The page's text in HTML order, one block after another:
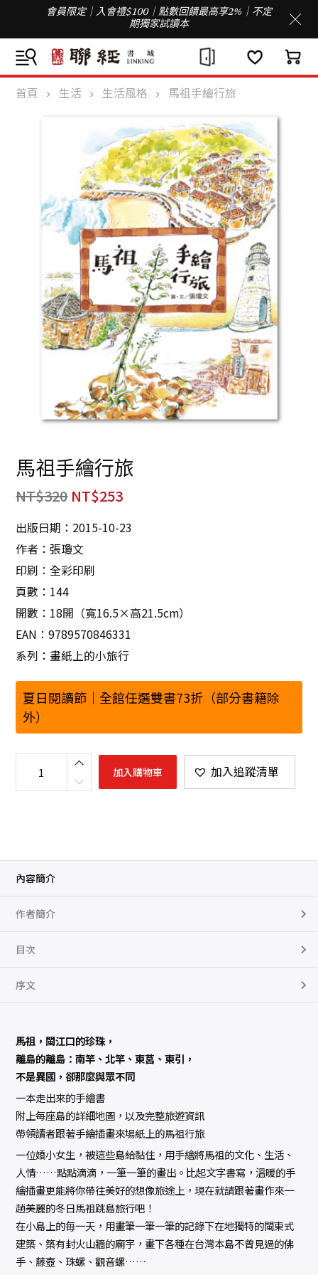
會員限定｜入會禮$100｜點數回饋最高享2%｜不定
期獨家試讀本
首頁 生活 生活風格 馬祖手繪行旅
馬祖手繪行旅
NT$320 NT$253
出版日期：2015-10-23
作者：張瓊文
印刷：全彩印刷
頁數：144
開數：18開（寬16.5×高21.5cm）
EAN：9789570846331
系列：畫紙上的小旅行
夏日閱讀節｜全館任選雙書73折（部分書籍除
外）
馬
繪
加入購物車 加入追蹤清單
內容簡介
作者簡介
目次
序文
馬祖，閩江口的珍珠，
離島的離島：南竿、北竿、東莒、東引，
不是異國，卻那麼與眾不同
一本走出來的手繪書
附上每座島的詳細地圖，以及完整旅遊資訊
帶領讀者跟著手繪插畫來場紙上的馬祖行旅
一位嬌小女生，被這些島給黏住，用手繪將馬祖的文化、生活、
人情……點點滴滴，一筆一筆的畫出。比起文字書寫，溫暖的手
繪插畫更能將你帶往美好的想像旅途上，現在就請跟著畫作來一
趟美麗的冬日馬祖跳島旅行吧！
在小島上的毎一天，用畫筆一筆一筆的記錄下在地獨特的閩東式
建築、築有封火山牆的廟宇，畫下各種在台灣本島不曾見過的佛
手、藤壺、珠螺、觀音螺……